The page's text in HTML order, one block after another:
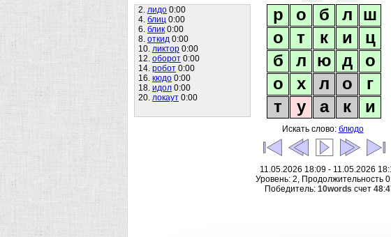
2. лидо 0:00
4. блиц 0:00
6. блик 0:00
8. откид 0:00
10. ликтор 0:00
12. оборот 0:00
14. робот 0:00
16. кюдо 0:00
18. идол 0:00
20. локаут 0:00
р о б л
ш
о
т к и
ц
б
л ю д
о
о
х л о
г
т
у а к и
Искать слово: блюдо
11.05.2026 18:09 - 11.05.2026
Уровень: 2, Продолжительность
Победитель: 10words счет 48: